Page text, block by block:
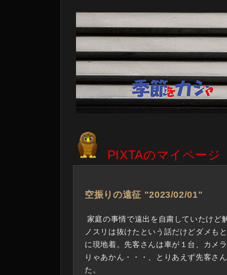
PIXTAのマイページ
空振りの遠征 "2023/02/01"
―
家庭の事情で遠出を自粛していたけど
ノスリは抜けたという話だけどダメも
に現地着。先客さんは車が１台、カメ
りゃあかん・・・、とりあえず先客さ
た。